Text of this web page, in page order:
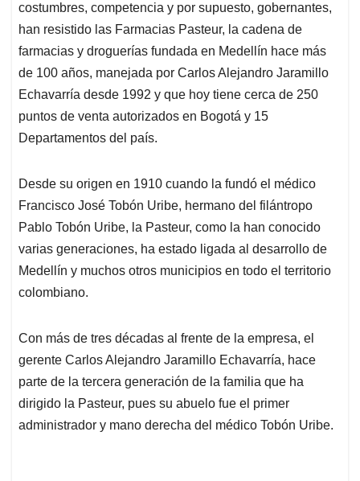
A
p
p
o
o
k
d
I
n
d
s
costumbres, competencia y por supuesto, gobernantes,
han resistido las Farmacias Pasteur, la cadena de
farmacias y droguerías fundada en Medellín hace más
de 100 años, manejada por Carlos Alejandro Jaramillo
Echavarría desde 1992 y que hoy tiene cerca de 250
puntos de venta autorizados en Bogotá y 15
Departamentos del país.
Desde su origen en 1910 cuando la fundó el médico
Francisco José Tobón Uribe, hermano del filántropo
Pablo Tobón Uribe, la Pasteur, como la han conocido
varias generaciones, ha estado ligada al desarrollo de
Medellín y muchos otros municipios en todo el territorio
colombiano.
Con más de tres décadas al frente de la empresa, el
gerente Carlos Alejandro Jaramillo Echavarría, hace
parte de la tercera generación de la familia que ha
dirigido la Pasteur, pues su abuelo fue el primer
administrador y mano derecha del médico Tobón Uribe.